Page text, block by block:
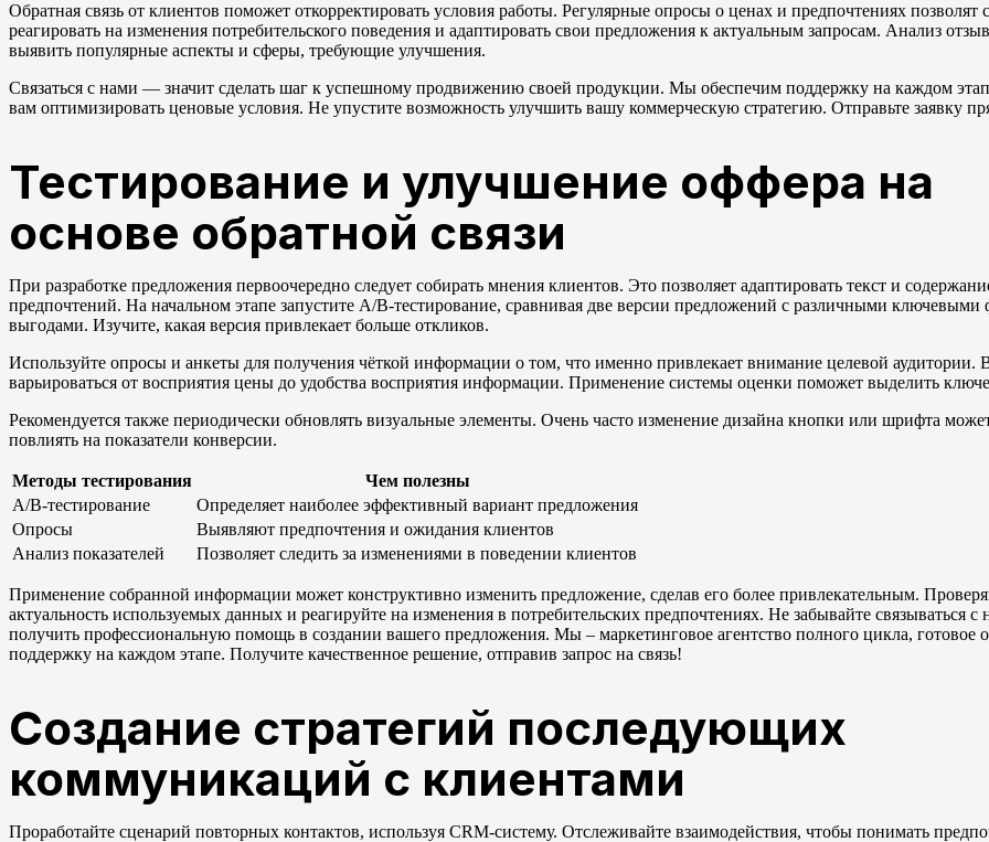
Обратная связь от клиентов поможет откорректировать условия работы. Регулярные опросы о ценах и предпочтениях позволят
реагировать на изменения потребительского поведения и адаптировать свои предложения к актуальным запросам. Анализ
выявить популярные аспекты и сферы, требующие улучшения.
Связаться с нами — значит сделать шаг к успешному продвижению своей продукции. Мы обеспечим поддержку на каждом
вам оптимизировать ценовые условия. Не упустите возможность улучшить вашу коммерческую стратегию. Отправьте заявку
Тестирование и улучшение оффера на
основе обратной связи
При разработке предложения первоочередно следует собирать мнения клиентов. Это позволяет адаптировать текст и
предпочтений. На начальном этапе запустите A/B-тестирование, сравнивая две версии предложений с различными ключевыми
выгодами. Изучите, какая версия привлекает больше откликов.
Используйте опросы и анкеты для получения чёткой информации о том, что именно привлекает внимание целевой аудитории.
варьироваться от восприятия цены до удобства восприятия информации. Применение системы оценки поможет выделить
Рекомендуется также периодически обновлять визуальные элементы. Очень часто изменение дизайна кнопки или шрифта
повлиять на показатели конверсии.
Методы тестирования
Чем полезны
A/B-тестирование
Определяет наиболее эффективный вариант предложения
Опросы
Выявляют предпочтения и ожидания клиентов
Анализ показателей
Позволяет следить за изменениями в поведении клиентов
Применение собранной информации может конструктивно изменить предложение, сделав его более привлекательным.
актуальность используемых данных и реагируйте на изменения в потребительских предпочтениях. Не забывайте связываться с
получить профессиональную помощь в создании вашего предложения. Мы – маркетинговое агентство полного цикла, готовое
поддержку на каждом этапе. Получите качественное решение, отправив запрос на связь!
Создание стратегий последующих
коммуникаций с клиентами
Проработайте сценарий повторных контактов, используя CRM-систему. Отслеживайте взаимодействия, чтобы понимать